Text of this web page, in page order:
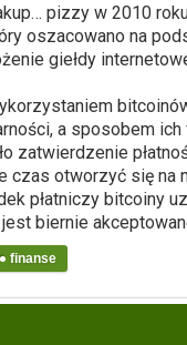
pizzy w 2010
oszacowano na
giełdy
a sposobem
zatwierdzenie
czas otworzyć się
płatniczy bitcoiny
biernie
finanse